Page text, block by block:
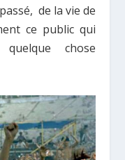
de la vie de
ce public qui
chose